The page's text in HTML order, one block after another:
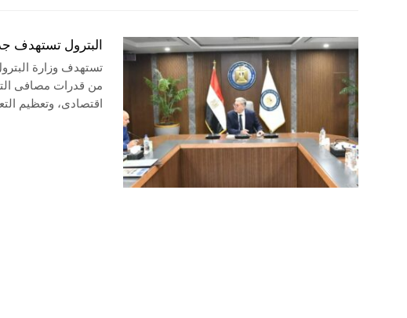
البترول تستهدف
تستهدف وزارة
من قدرات مصافى
اقتصادى، وتعظيم